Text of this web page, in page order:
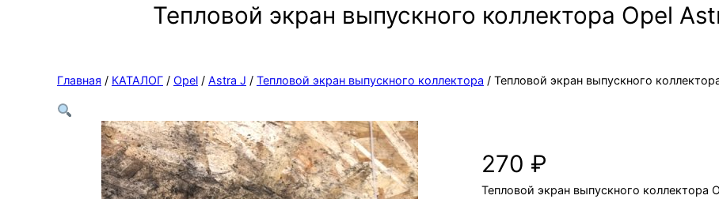
Тепловой экран выпускного коллектора Opel
Главная / КАТАЛОГ / Opel / Astra J / Тепловой экран выпускного коллектора / Тепловой экран выпускного
270 ₽
Тепловой экран выпускного коллектора